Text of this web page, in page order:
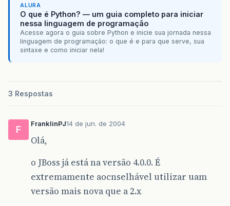
ALURA
O que é Python? — um guia completo para iniciar
nessa linguagem de programação
Acesse agora o guia sobre Python e inicie sua jornada nessa
linguagem de programação: o que é e para que serve, sua
sintaxe e como iniciar nela!
3 Respostas
F
FranklinPJ14 de jun. de 2004
Olá,
o JBoss já está na versão 4.0.0. É
extremamente aocnselhável utilizar uam
versão mais nova que a 2.x